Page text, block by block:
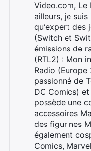
Video.com, Le
ailleurs, je
qu'expert des
(Switch et
émissions de
(RTL2) : Mon
Radio (Europe
passionné de
DC Comics)
possède une
accessoires
des figurines
également
Comics,